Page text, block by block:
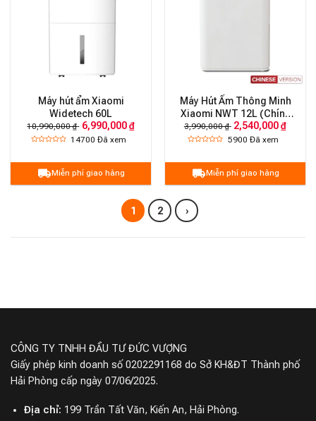
Máy hút ẩm Xiaomi
Widetech 60L
10,990,000 ₫ 6,990,000 ₫
14700Đã xem
Miễn phí giao hàng
Máy Hút Ẩm Thông Minh
Xiaomi NWT 12L (Chính
Hãng)
3,990,000 ₫ 2,540,000 ₫
5900 Đã xem
Miễn phí giao hàng
1 2 ›
CÔNG TY TNHH ĐẦU TƯ ĐỨC VƯỢNG
Giấy phép kinh doanh số 0202291168 do Sở KH&ĐT Thành phố
Hải Phòng cấp ngày 07/06/2025.
Địa chỉ: 199 Trần Tất Văn, Kiến An, Hải Phòng.